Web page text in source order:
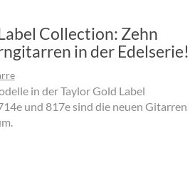
Collection: Zehn
in der Edelserie!
in der Taylor Gold Label
und 817e sind die neuen Gitarren